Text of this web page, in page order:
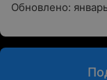
Обновлено: